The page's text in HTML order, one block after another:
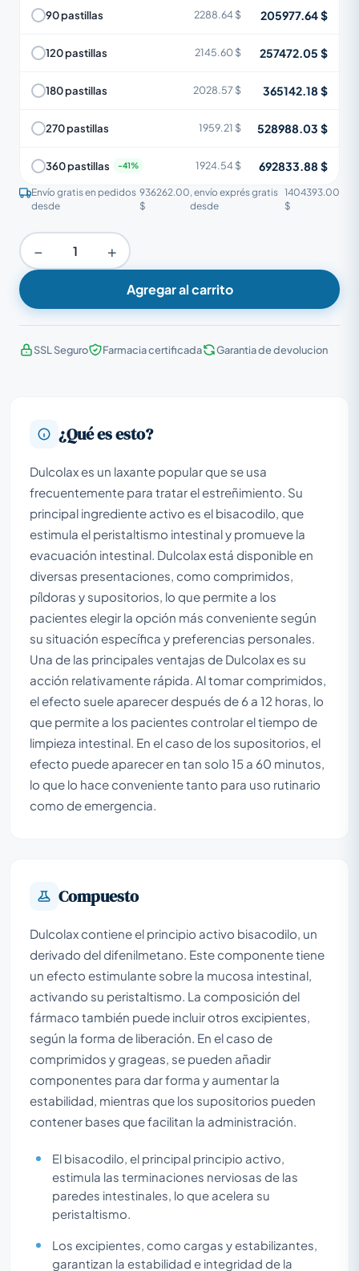
90 pastillas 2288.64 $ 205977.64 $
120 pastillas 2145.60 $ 257472.05 $
180 pastillas 2028.57 $ 365142.18 $
270 pastillas 1959.21 $ 528988.03 $
360 pastillas 1924.54 $ 692833.88 $
Envío gratis en pedidos
desde
936262.00
$
, envío exprés gratis
desde
1404393.00
$
− +
Agregar al carrito
SSL Seguro Farmacia certificada Garantia de devolucion
¿Qué es esto?
Dulcolax es un laxante popular que se usa
frecuentemente para tratar el estreñimiento. Su
principal ingrediente activo es el bisacodilo, que
estimula el peristaltismo intestinal y promueve la
evacuación intestinal. Dulcolax está disponible en
diversas presentaciones, como comprimidos,
píldoras y supositorios, lo que permite a los
pacientes elegir la opción más conveniente según
su situación específica y preferencias personales.
Una de las principales ventajas de Dulcolax es su
acción relativamente rápida. Al tomar comprimidos,
el efecto suele aparecer después de 6 a 12 horas, lo
que permite a los pacientes controlar el tiempo de
limpieza intestinal. En el caso de los supositorios, el
efecto puede aparecer en tan solo 15 a 60 minutos,
lo que lo hace conveniente tanto para uso rutinario
como de emergencia.
Compuesto
Dulcolax contiene el principio activo bisacodilo, un
derivado del difenilmetano. Este componente tiene
un efecto estimulante sobre la mucosa intestinal,
activando su peristaltismo. La composición del
fármaco también puede incluir otros excipientes,
según la forma de liberación. En el caso de
comprimidos y grageas, se pueden añadir
componentes para dar forma y aumentar la
estabilidad, mientras que los supositorios pueden
contener bases que facilitan la administración.
El bisacodilo, el principal principio activo,
estimula las terminaciones nerviosas de las
paredes intestinales, lo que acelera su
peristaltismo.
Los excipientes, como cargas y estabilizantes,
garantizan la estabilidad e integridad de la